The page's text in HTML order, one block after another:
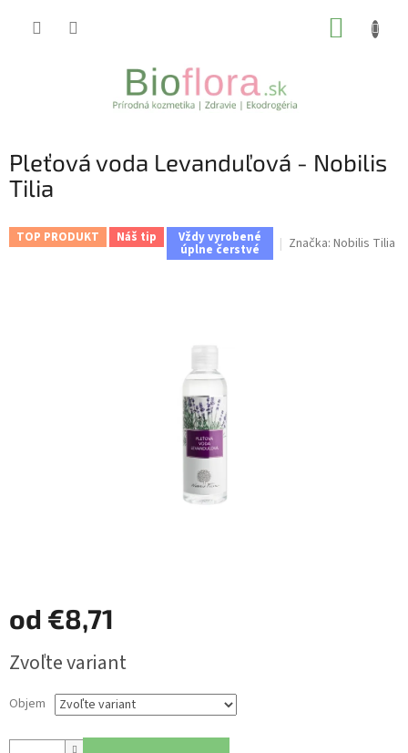
Pleťová voda Levanduľová - Nobilis
Tilia
TOP PRODUKT Náš tip Vždy vyrobené
úplne čerstvé Značka: Nobilis Tilia
od €8,71
cena:
Zvoľte variant
Objem